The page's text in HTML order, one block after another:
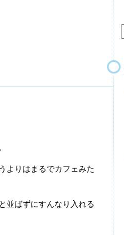
よりはまるでカフェみた
並ばずにすんなり入れる